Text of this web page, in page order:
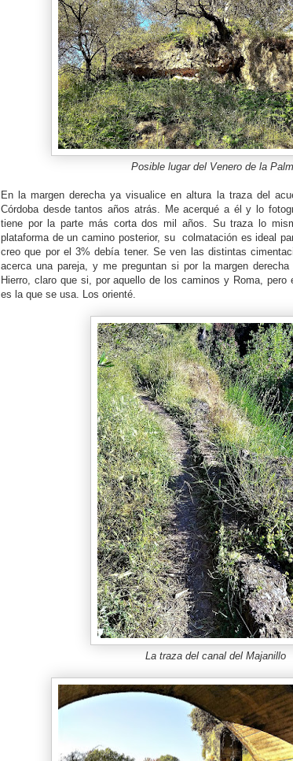
Posible lugar del Venero de la
En la margen derecha ya visualice en altura la traza del
Córdoba desde tantos años atrás. Me acerqué a él y lo
tiene por la parte más corta dos mil años. Su traza lo
plataforma de un camino posterior, su colmatación es ideal
creo que por el 3% debía tener. Se ven las distintas
acerca una pareja, y me preguntan si por la margen
Hierro, claro que si, por aquello de los caminos y Roma, pero
es la que se usa. Los orienté.
La traza del canal del Majanillo